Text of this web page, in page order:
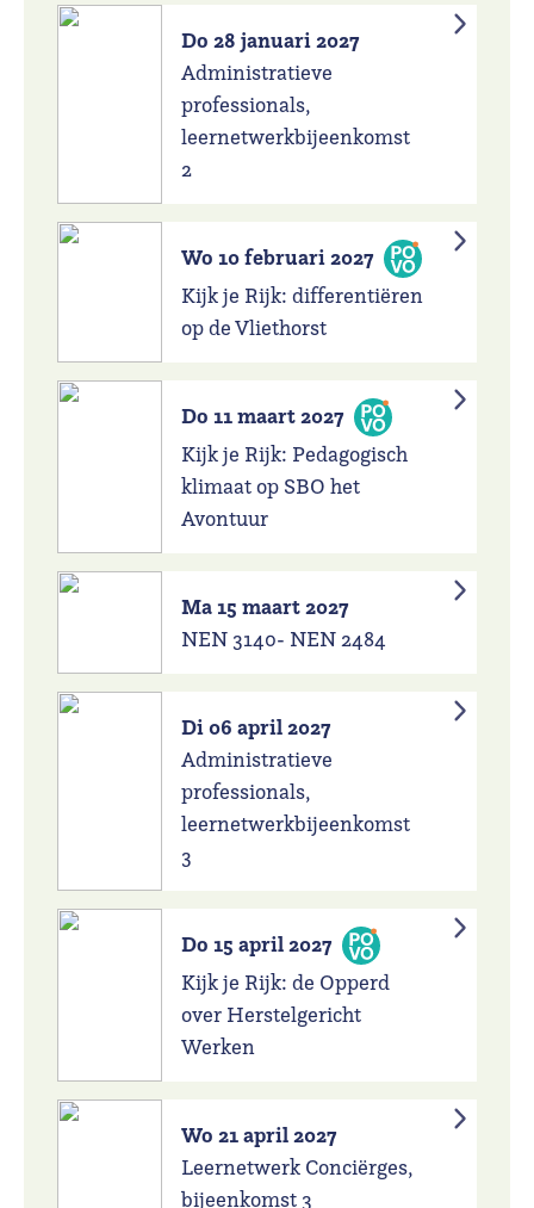
Do 28 januari 2027
Administratieve
professionals,
leernetwerkbijeenkomst
2
Wo 10 februari 2027
Kijk je Rijk: differentiëren
op de Vliethorst
Do 11 maart 2027
Kijk je Rijk: Pedagogisch
klimaat op SBO het
Avontuur
Ma 15 maart 2027
NEN 3140- NEN 2484
Di 06 april 2027
Administratieve
professionals,
leernetwerkbijeenkomst
3
Do 15 april 2027
Kijk je Rijk: de Opperd
over Herstelgericht
Werken
Wo 21 april 2027
Leernetwerk Conciërges,
bijeenkomst 3